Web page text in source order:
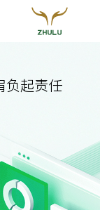
负起责任
一...